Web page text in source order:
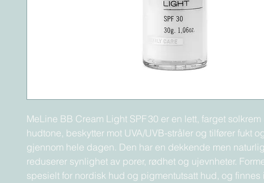
MeLine BB Cream Light SPF 30 er en lett, farget
hudtone, beskytter mot UVA/UVB-stråler og tilfører fukt
gjennom hele dagen. Den har en dekkende men
reduserer synlighet av porer, rødhet og ujevnheter.
spesielt for nordisk hud og pigmentutsatt hud, og finnes